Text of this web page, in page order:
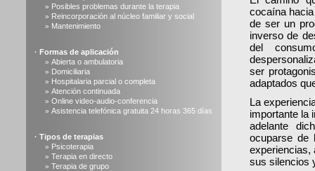
» Posibles problemas durante la terapia
» Reincorporación al núcleo familiar y social
» Mantenimiento
· Formas de aplicación
» Abierta o ambulatoria
» Domiciliaria
» Hospitalaria parcial o completa
» Atención continuada
» Online video-audio-conferencia
» Asistencia telefónica gratuita 24 horas 365 días
· Tipos de terapias
» Psicoterapia
» Terapia en directo
» Terapia de grupo
cocaína
de ser un
inverso de
del
ser
adaptados
La
importante la
adelante
ocuparse de
experiencias,
sus silencios